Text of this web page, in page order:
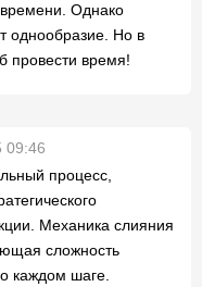
Однако
однообразие. Но в
провести время!
09:46
процесс,
Механика слияния
сложность
каждом шаге.